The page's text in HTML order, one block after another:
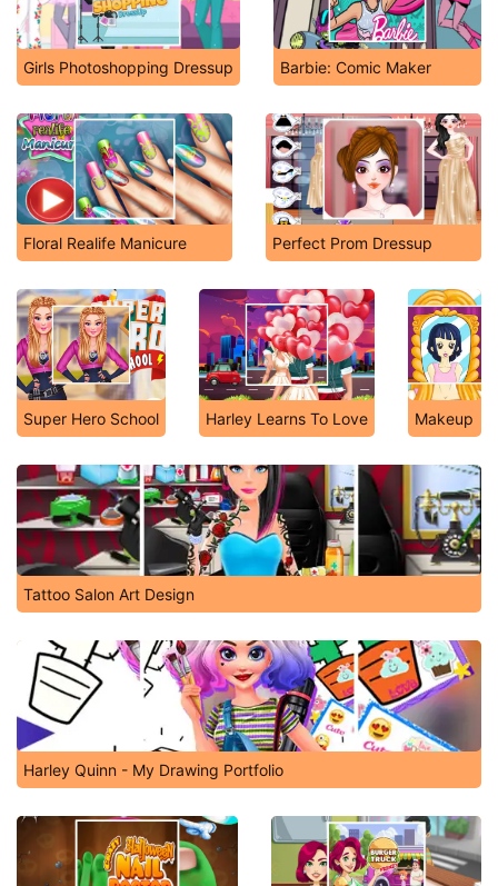
Girls Photoshopping Dressup Barbie: Comic Maker
Floral Realife Manicure Perfect Prom Dressup
Super Hero School Harley Learns To Love Makeup
Tattoo Salon Art Design
Harley Quinn - My Drawing Portfolio